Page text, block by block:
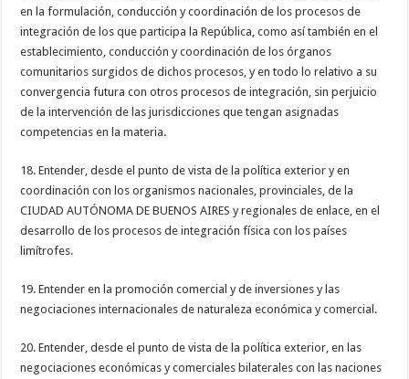
en la formulación, conducción y coordinación de los procesos de
integración de los que participa la República, como así también en el
establecimiento, conducción y coordinación de los órganos
comunitarios surgidos de dichos procesos, y en todo lo relativo a su
convergencia futura con otros procesos de integración, sin perjuicio
de la intervención de las jurisdicciones que tengan asignadas
competencias en la materia.
18. Entender, desde el punto de vista de la política exterior y en
coordinación con los organismos nacionales, provinciales, de la
CIUDAD AUTÓNOMA DE BUENOS AIRES y regionales de enlace, en el
desarrollo de los procesos de integración física con los países
limítrofes.
19. Entender en la promoción comercial y de inversiones y las
negociaciones internacionales de naturaleza económica y comercial.
20. Entender, desde el punto de vista de la política exterior, en las
negociaciones económicas y comerciales bilaterales con las naciones